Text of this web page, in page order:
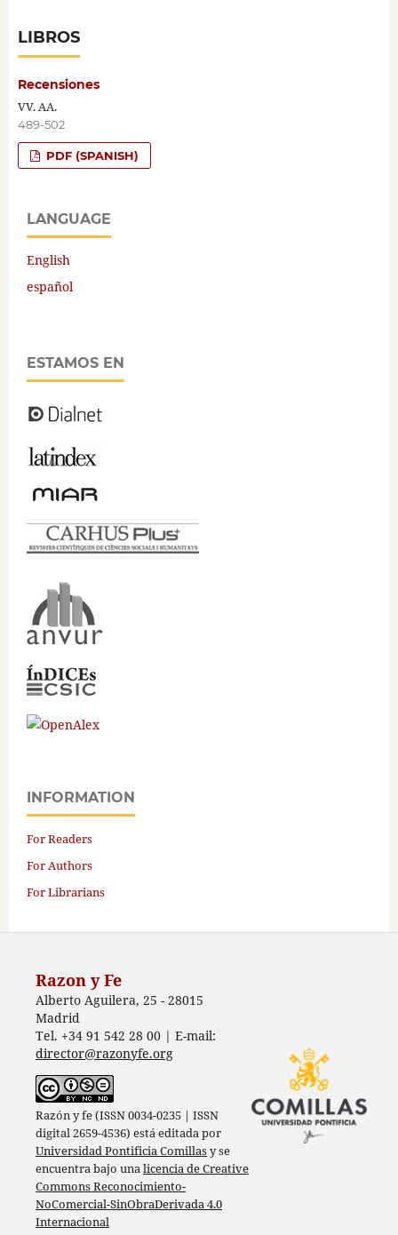
LIBROS
Recensiones
VV. AA.
489-502
PDF (SPANISH)
LANGUAGE
English
español
ESTAMOS EN
INFORMATION
For Readers
For Authors
For Librarians
Razon y Fe
Alberto Aguilera, 25 - 28015
Madrid
Tel. +34 91 542 28 00 | E-mail:
director@razonyfe.org
Razón y fe (ISSN 0034-0235 | ISSN
digital 2659-4536) está editada por
Universidad Pontificia Comillasy se
encuentra bajo unalicencia de Creative
Commons Reconocimiento-
NoComercial-SinObraDerivada 4.0
Internacional